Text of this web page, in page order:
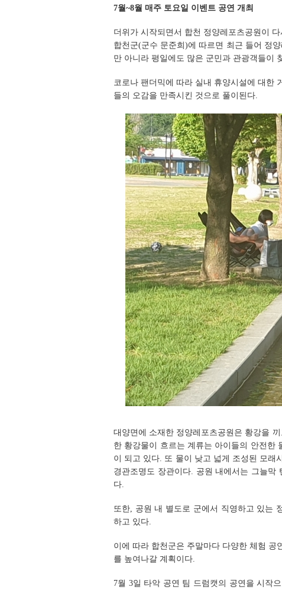
7월~8월 매주 토요일 이벤트 공연 개최
더위가 시작되면서 합천 정양레포츠공원이
합천군(군수 문준희)에 따르면 최근 들어 정
만 아니라 평일에도 많은 군민과 관광객들이
코로나 팬더믹에 따라 실내 휴양시설에 대한
들의 오감을 만족시킨 것으로 풀이된다.
대양면에 소재한 정양레포츠공원은 황강을
한 황강물이 흐르는 계류는 아이들의 안전한
이 되고 있다. 또 물이 낮고 넓게 조성된 모래
경관조명도 장관이다. 공원 내에서는 그늘막
다.
또한, 공원 내 별도로 군에서 직영하고 있는
하고 있다.
이에 따라 합천군은 주말마다 다양한 체험
를 높여나갈 계획이다.
7월 3일 타악 공연 팀 드럼캣의 공연을 시작